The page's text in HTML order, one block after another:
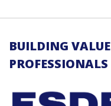
BUILDING VALUE
PROFESSIONALS